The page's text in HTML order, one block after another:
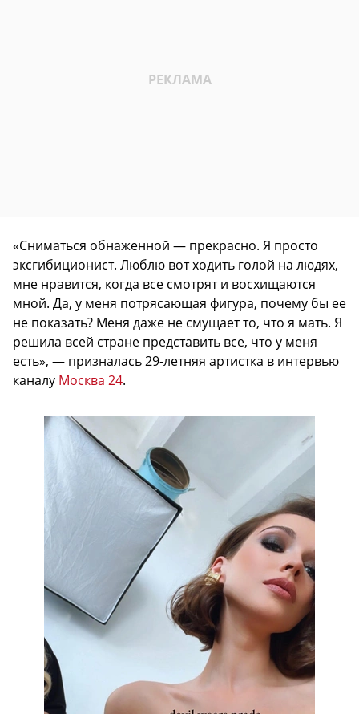
«Сниматься обнаженной — прекрасно. Я просто
эксгибиционист. Люблю вот ходить голой на людях,
мне нравится, когда все смотрят и восхищаются
мной. Да, у меня потрясающая фигура, почему бы ее
не показать? Меня даже не смущает то, что я мать. Я
решила всей стране представить все, что у меня
есть», — призналась 29-летняя артистка в интервью
каналу Москва 24.